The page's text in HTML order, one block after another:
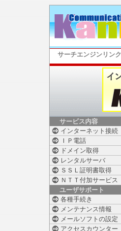
サーチエンジンリンク
サービス内容
インターネット接続
ＩＰ電話
ドメイン取得
レンタルサーバ
ＳＳＬ証明書取得
ＮＴＴ付加サービス
ユーザサポート
各種手続き
メンテナンス情報
メールソフトの設定
アクセスカウンター